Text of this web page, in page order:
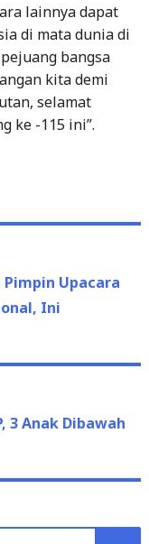
lainnya dapat
di mata dunia di
bangsa
kita demi
selamat
ke -115 ini”.
Upacara
Ini
3 Anak Dibawah